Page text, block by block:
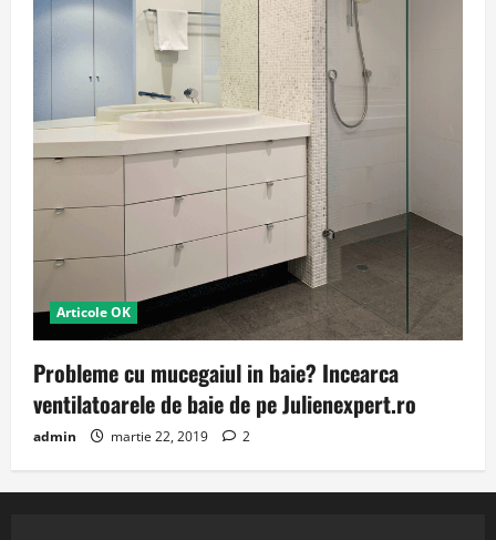
Articole OK
Probleme cu mucegaiul in baie? Incearca
ventilatoarele de baie de pe Julienexpert.ro
admin martie 22, 2019 2